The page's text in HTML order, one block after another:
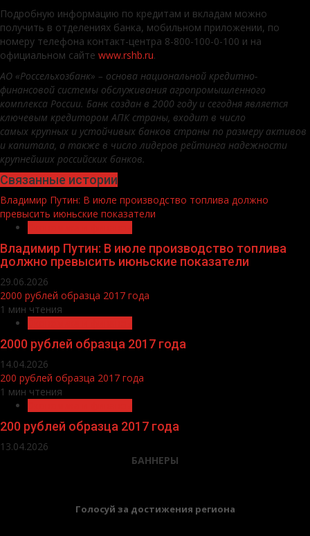
Подробную информацию по кредитам и вкладам можно
получить в отделениях банка, мобильном приложении, по
номеру телефона контакт-центра 8-800-100-0-100 и на
официальном сайте www.rshb.ru.
АО «Россельхозбанк» – основа национальной кредитно-
финансовой системы обслуживания агропромышленного
комплекса России. Банк создан в 2000 году и сегодня является
ключевым кредитором АПК страны, входит в число
самых крупных и устойчивых банков страны по размеру активов
и капитала, а также в число лидеров рейтинга надежности
крупнейших российских банков.
Связанные истории
Владимир Путин: В июле производство топлива должно
превысить июньские показатели
Владимир Путин: В июле производство топлива
должно превысить июньские показатели
29.06.2026
2000 рублей образца 2017 года
1 мин чтения
2000 рублей образца 2017 года
14.04.2026
200 рублей образца 2017 года
1 мин чтения
200 рублей образца 2017 года
13.04.2026
БАННЕРЫ
Голосуй за достижения региона